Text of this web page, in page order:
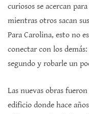
curiosos se acercan
mientras otros sacan
Para Carolina, esto no
conectar con los
segundo y robarle un
Las nuevas obras
edificio donde hace